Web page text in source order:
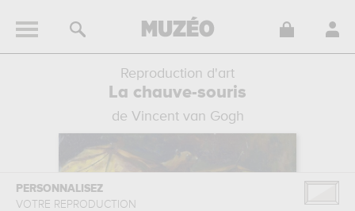
Reproduction d'art
La chauve-souris
de Vincent van Gogh
PERSONNALISEZ
VOTRE REPRODUCTION